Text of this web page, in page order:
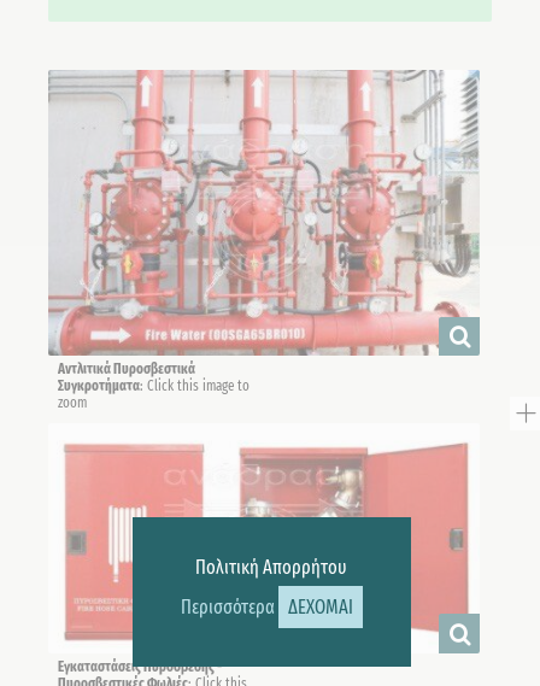
Πολιτική Απορρήτου
Περισσότερα
ΔΕΧΟΜΑΙ
Αντλιτικά Πυροσβεστικά
Συγκροτήματα: Click this image to
zoom
Εγκαταστάσεις Πυρόσβεσης -